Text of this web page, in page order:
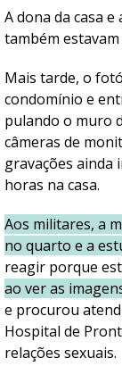
A dona da casa
também estavam
Mais tarde, o
condomínio e
pulando o muro
câmeras de
gravações ainda
horas na casa.
Aos militares, a
no quarto e a
reagir porque
ao ver as
e procurou
Hospital de
relações sexuais.